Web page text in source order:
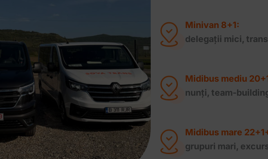
Minivan 8+1:
delegații mici,
Midibus mediu
nunți, team-
Midibus mare
grupuri mari,